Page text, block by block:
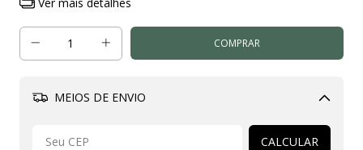
MEIOS DE ENVIO
Alterar CEP
CALCULAR